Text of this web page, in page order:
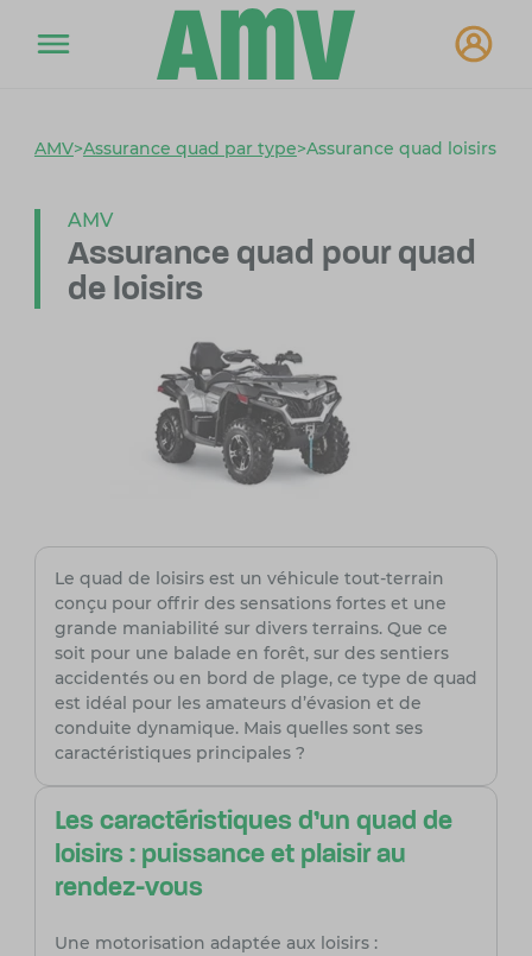
AMV>Assurance quad par type>Assurance quad loisirs
AMV
Assurance quad pour quad
de loisirs
Le quad de loisirs est un véhicule tout-terrain
conçu pour offrir des sensations fortes et une
grande maniabilité sur divers terrains. Que ce
soit pour une balade en forêt, sur des sentiers
accidentés ou en bord de plage, ce type de quad
est idéal pour les amateurs d’évasion et de
conduite dynamique. Mais quelles sont ses
caractéristiques principales ?
Les caractéristiques d’un quad de
loisirs : puissance et plaisir au
rendez-vous
Une motorisation adaptée aux loisirs :